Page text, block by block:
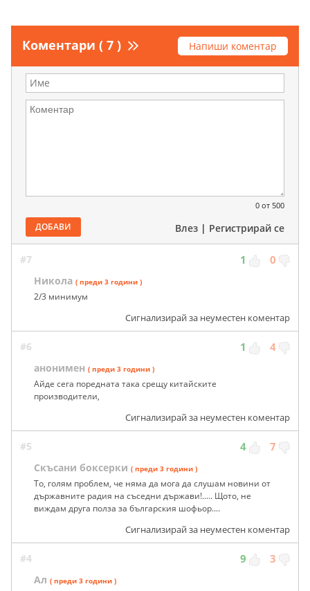
Коментари ( 7 ) Напиши коментар
0 от 500
ДОБАВИ Влез | Регистрирай се
#7 1 0
Никола ( преди 3 години )
2/3 минимум
Сигнализирай за неуместен коментар
#6 1 4
анонимен ( преди 3 години )
Айде сега поредната така срещу китайските
производители,
Сигнализирай за неуместен коментар
#5 4 7
Скъсани боксерки ( преди 3 години )
То, голям проблем, че няма да мога да слушам новини от
държавните радия на съседни държави!..... Щото, не
виждам друга полза за българския шофьор....
Сигнализирай за неуместен коментар
#4 9 3
Ал ( преди 3 години )